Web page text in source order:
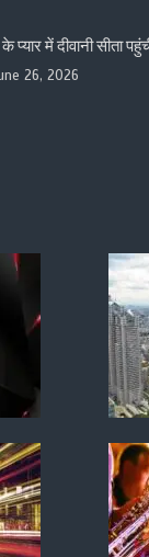
प्यार में दीवानी सीता
26, 2026